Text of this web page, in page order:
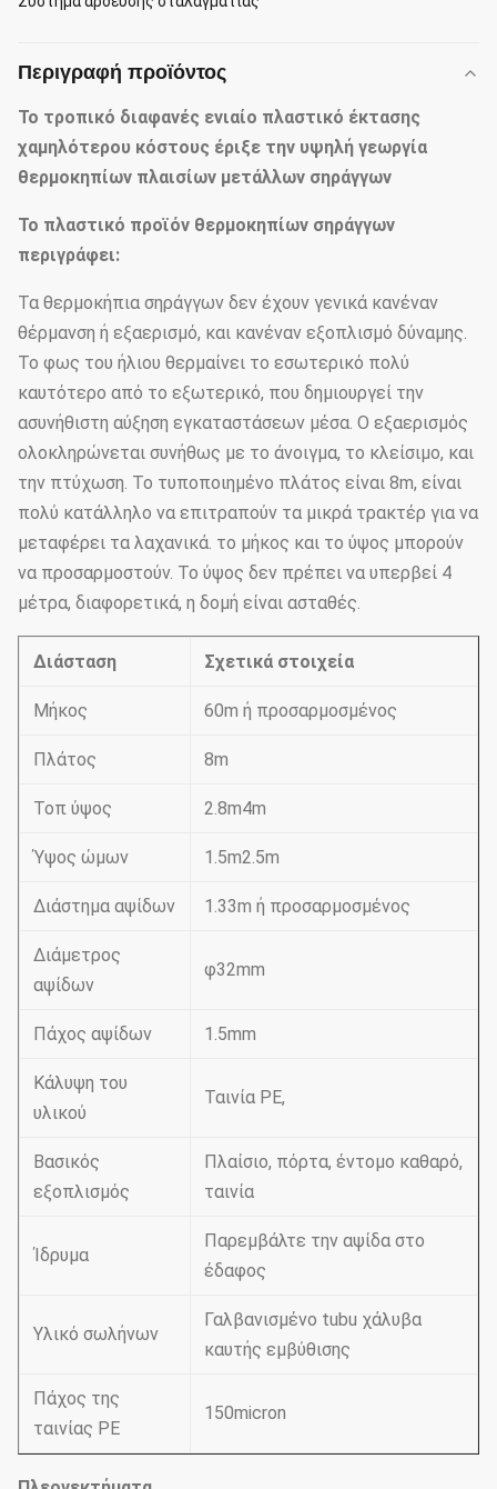
Περιγραφή προϊόντος
Το τροπικό διαφανές ενιαίο πλαστικό έκτασης
χαμηλότερου κόστους έριξε την υψηλή γεωργία
θερμοκηπίων πλαισίων μετάλλων σηράγγων
Το πλαστικό προϊόν θερμοκηπίων σηράγγων
περιγράφει:
Τα θερμοκήπια σηράγγων δεν έχουν γενικά κανέναν
θέρμανση ή εξαερισμό, και κανέναν εξοπλισμό δύναμης.
Το φως του ήλιου θερμαίνει το εσωτερικό πολύ
καυτότερο από το εξωτερικό, που δημιουργεί την
ασυνήθιστη αύξηση εγκαταστάσεων μέσα. Ο εξαερισμός
ολοκληρώνεται συνήθως με το άνοιγμα, το κλείσιμο, και
την πτύχωση. Το τυποποιημένο πλάτος είναι 8m, είναι
πολύ κατάλληλο να επιτραπούν τα μικρά τρακτέρ για να
μεταφέρει τα λαχανικά. το μήκος και το ύψος μπορούν
να προσαρμοστούν. Το ύψος δεν πρέπει να υπερβεί 4
μέτρα, διαφορετικά, η δομή είναι ασταθές.
Διάσταση Σχετικά στοιχεία
Μήκος 60m ή προσαρμοσμένος
Πλάτος 8m
Τοπ ύψος 2.8m4m
Ύψος ώμων 1.5m2.5m
Διάστημα αψίδων 1.33m ή προσαρμοσμένος
Διάμετρος
αψίδων
φ32mm
Πάχος αψίδων 1.5mm
Κάλυψη του
υλικού
Ταινία PE,
Βασικός
εξοπλισμός
Πλαίσιο, πόρτα, έντομο καθαρό,
ταινία
Ίδρυμα
Παρεμβάλτε την αψίδα στο
έδαφος
Υλικό σωλήνων
Γαλβανισμένο tubu χάλυβα
καυτής εμβύθισης
Πάχος της
ταινίας PE
150micron